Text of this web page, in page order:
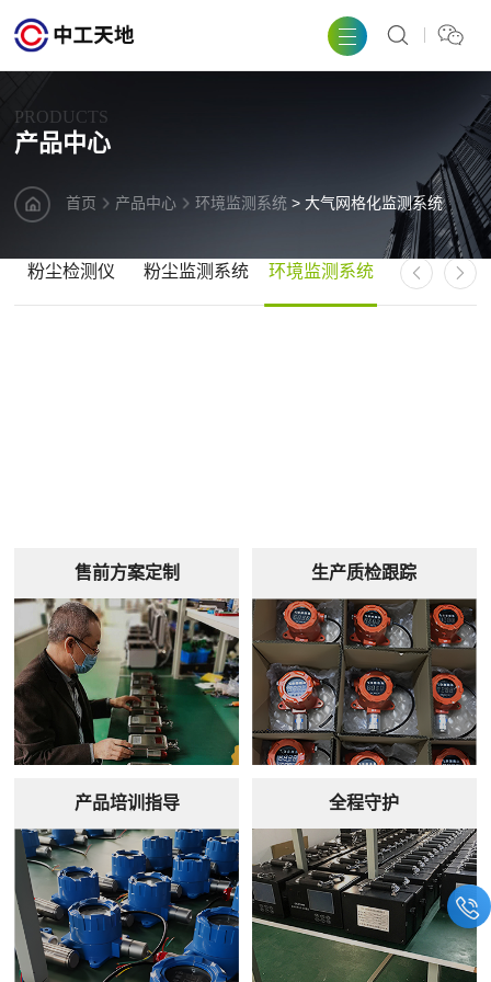
PRODUCTS
产品中心
首页 产品中心 环境监测系统 > 大气网格化监测系统
粉尘检测仪 粉尘监测系统 环境监测系统 气象站
售前方案定制 生产质检跟踪
产品培训指导 全程守护